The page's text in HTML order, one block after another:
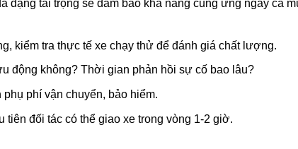
dạng tải trọng sẽ đảm bảo khả năng cung ứng ngay cả
kiểm tra thực tế xe chạy thử để đánh giá chất lượng.
động không? Thời gian phản hồi sự cố bao lâu?
phí vận chuyển, bảo hiểm.
tiên đối tác có thể giao xe trong vòng 1-2 giờ.